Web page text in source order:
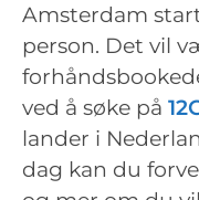
Amsterdam
person. Det vil
ved å søke på
lander i
dag kan du